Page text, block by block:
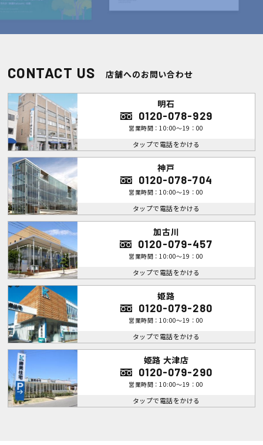
CONTACT US 店舗へのお問い合わせ
明石
0120-078-929
営業時間：10:00～19：00
タップで電話をかける
神戸
0120-078-704
営業時間：10:00～19：00
タップで電話をかける
加古川
0120-079-457
営業時間：10:00～19：00
タップで電話をかける
姫路
0120-079-280
営業時間：10:00～19：00
タップで電話をかける
姫路 大津店
0120-079-290
営業時間：10:00～19：00
タップで電話をかける